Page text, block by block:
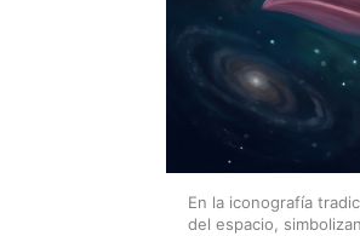
En la iconografía
del espacio,